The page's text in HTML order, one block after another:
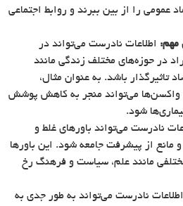
عمومی را از بین ببرند و روابط اجتماعی
مهم: اطلاعات نادرست می‌تواند در
در حوزه‌های مختلف زندگی مانند
تاثیرگذار باشد. به عنوان مثال،
واکسن‌ها می‌تواند منجر به کاهش پوشش
شود.
نادرست می‌تواند باورهای غلط و
مانع از پیشرفت جامعه شود. این باورها
مانند علم، سیاست و فرهنگ رخ
اطلاعات نادرست می‌تواند به طور جدی به